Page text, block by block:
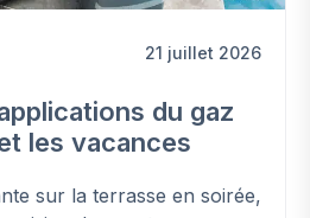
21 juillet 2026
du gaz
les vacances
sur la terrasse en soirée,